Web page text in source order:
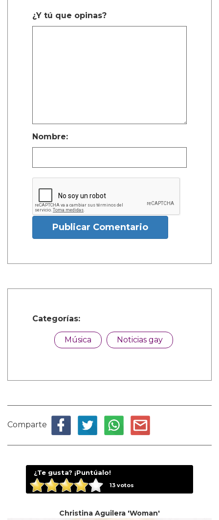
¿Y tú que opinas?
Nombre:
Publicar Comentario
Categorías:
Música Noticias gay
Comparte
¿Te gusta? ¡Puntúalo!
13votos
Christina Aguilera 'Woman'